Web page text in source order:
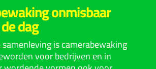
onmisbaar
dag
is camerabewaking
voor bedrijven en in